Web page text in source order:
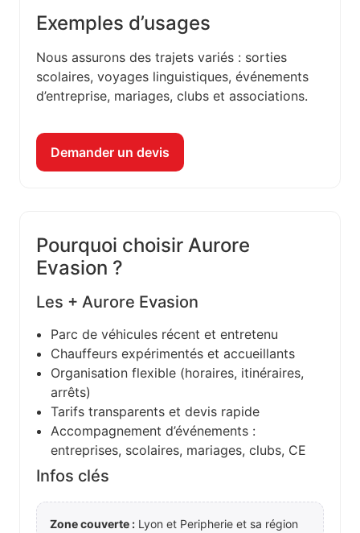
Exemples d’usages
Nous assurons des trajets variés : sorties
scolaires, voyages linguistiques, événements
d’entreprise, mariages, clubs et associations.
Demander un devis
Pourquoi choisir Aurore
Evasion ?
Les + Aurore Evasion
Parc de véhicules récent et entretenu
Chauffeurs expérimentés et accueillants
Organisation flexible (horaires, itinéraires,
arrêts)
Tarifs transparents et devis rapide
Accompagnement d’événements :
entreprises, scolaires, mariages, clubs, CE
Infos clés
Zone couverte : Lyon et Peripherie et sa région